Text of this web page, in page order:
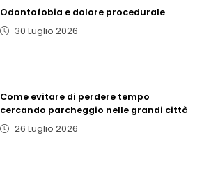
Odontofobia e dolore procedurale
30 Luglio 2026
Come evitare di perdere tempo
cercando parcheggio nelle grandi città
26 Luglio 2026